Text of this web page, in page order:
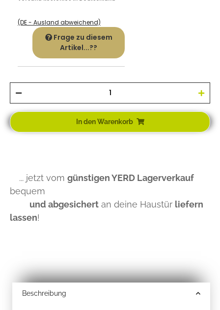
(DE - Ausland abweichend)
Frage zu diesem
Artikel...??
In den Warenkorb
... jetzt vom günstigen YERD Lagerverkauf
bequem
und abgesichert an deine Haustür liefern
lassen!
Beschreibung